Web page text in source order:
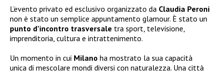
L’evento privato ed esclusivo organizzato da Claudia Peroni
non è stato un semplice appuntamento glamour. È stato un
punto d’incontro trasversale tra sport, televisione,
imprenditoria, cultura e intrattenimento.
Un momento in cui Milano ha mostrato la sua capacità
unica di mescolare mondi diversi con naturalezza. Una città